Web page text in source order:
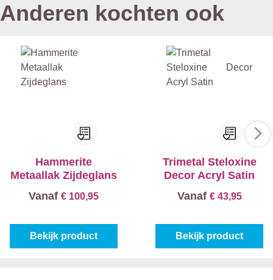
Anderen kochten ook
Hammerite
Metaallak Zijdeglans
Vanaf € 100,95
Bekijk product
Trimetal Steloxine
Decor Acryl Satin
Vanaf € 43,95
Bekijk product